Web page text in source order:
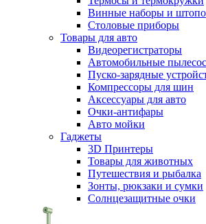
Винные наборы и
Столовые приборы
Товары для авто
Видеорегистраторы
Автомобильные
Пуско-зарядные
Компрессоры для шин
Аксессуары для авто
Очки-антифары
Авто мойки
Гаджеты
3D Принтеры
Товары для животных
Путешествия и рыбалка
Зонты, рюкзаки и сумки
Солнцезащитные очки